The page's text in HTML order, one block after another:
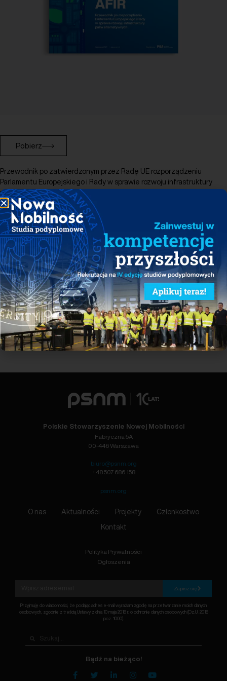
Pobierz
Przewodnik po zatwierdzonym przez Radę UE rozporządzeniu
Parlamentu Europejskiego i Rady w sprawie rozwoju infrastruktury
paliw alternatywnych (AFIR), które ma potencjał, by stać się
przełomowym impulsem dla rozbudowy infrastruktury ładowania w Unii
Europejskiej. Opracowanie w przystępnej, infograficznej formie
prezentuje najważniejsze założenia AFIR z perspektywy kierowców,
operatorów oraz państw członkowskich.
Zobacz wszystkie raporty
Polskie Stowarzyszenie Nowej Mobilności
Fabryczna 5A
00-446 Warszawa
biuro@psnm.org
+48 507 686 158
psnm.org
O nas Aktualności Projekty Członkostwo
Kontakt
Polityka Prywatności
Ogłoszenia
Zapisz się
Przyjmuję do wiadomości, że podając adres e-mail wyrażam zgodę na przetwarzanie moich danych
osobowych, zgodnie z treścią Ustawy z dnia 10 maja 2018 r. o ochronie danych osobowych (Dz.U. 2018
poz. 1000).
Bądź na bieżąco!